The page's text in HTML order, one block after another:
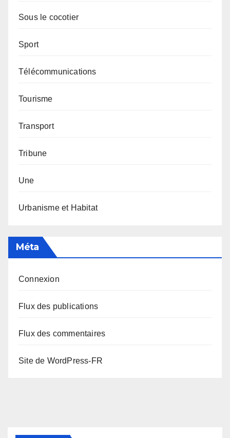
Sous le cocotier
Sport
Télécommunications
Tourisme
Transport
Tribune
Une
Urbanisme et Habitat
Méta
Connexion
Flux des publications
Flux des commentaires
Site de WordPress-FR